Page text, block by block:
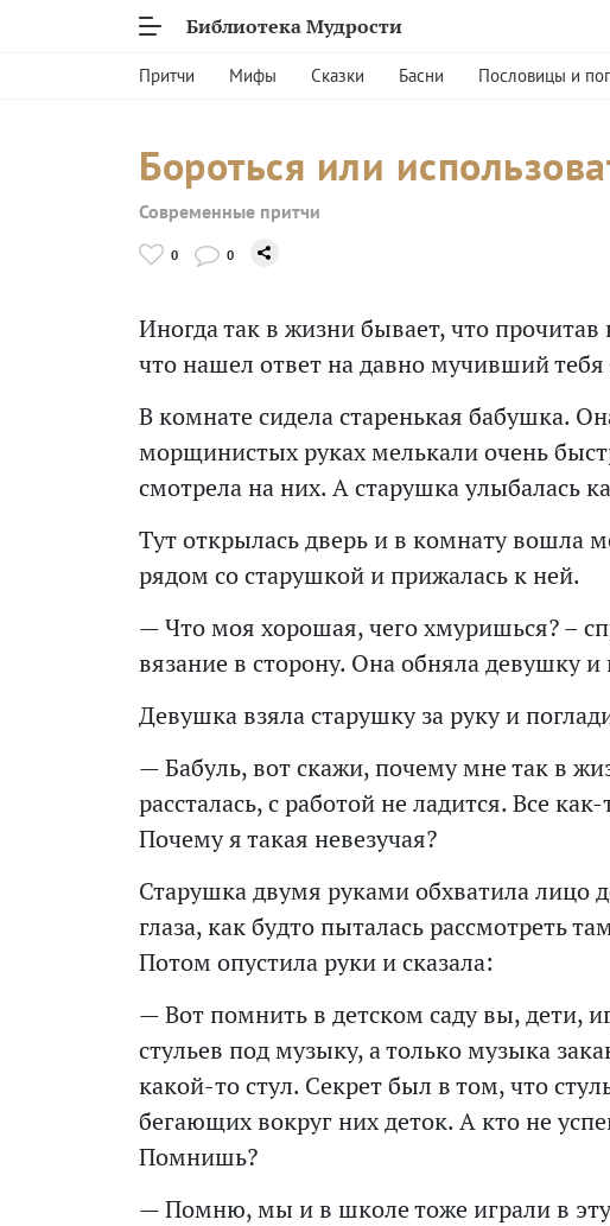
Библиотека Мудрости
Притчи Мифы Сказки Басни Пословицы и
Бороться или
Современные притчи
0 0
Иногда так в жизни бывает, что
что нашел ответ на давно мучивший тебя
В комнате сидела старенькая бабушка.
морщинистых руках мелькали очень
смотрела на них. А старушка улыбалась
Тут открылась дверь и в комнату вошла
рядом со старушкой и прижалась к ней.
— Что моя хорошая, чего хмуришься? –
вязание в сторону. Она обняла девушку
Девушка взяла старушку за руку и
— Бабуль, вот скажи, почему мне так в
рассталась, с работой не ладится. Все
Почему я такая невезучая?
Старушка двумя руками обхватила лицо
глаза, как будто пыталась рассмотреть
Потом опустила руки и сказала:
— Вот помнить в детском саду вы, дети,
стульев под музыку, а только музыка
какой-то стул. Секрет был в том, что
бегающих вокруг них деток. А кто не
Помнишь?
— Помню, мы и в школе тоже играли в эту